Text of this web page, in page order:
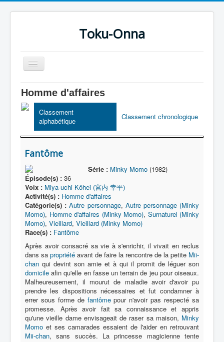
Toku-Onna
Basculer
la
Accueil
Toku-Actrices
Toku-Critiques
Séries
Films
COSAA
Dessins
Artiste Asperger
Lexique
Série
Acteur
Équipe
Personnage
Transformation
Équipement
Homme d'affaires
Classement
alphabétique
Classement chronologique
Fantôme
Série : Minky Momo(1982)
Épisode(s) : 36
Voix : Miya-uchi Kôhei (宮内 幸平)
Activité(s) : Homme d'affaires
Catégorie(s) : Autre personnage, Autre personnage (Minky
Momo), Homme d'affaires (Minky Momo), Surnaturel (Minky
Momo), Vieillard, Vieillard (Minky Momo)
Race(s) : Fantôme
Après avoir consacré sa vie à s'enrichir, il vivait en reclus
dans sa propriété avant de faire la rencontre de la petite Mii-
chan qui devint son amie et à qui il promit de léguer son
domicile afin qu'elle en fasse un terrain de jeu pour oiseaux.
Malheureusement, il mourut de maladie avoir d'avoir pu
prendre les dispositions nécessaires et fut condamner à
errer sous forme de fantômepour n'avoir pas respecté sa
promesse. Après avoir fait sa connaissance et appris
qu'une vieille dame envisageait de raser sa maison, Minky
Momo et ses camarades essaient de l'aider en retrouvant
Mii-chan, sans succès. La princesse magicienne tente